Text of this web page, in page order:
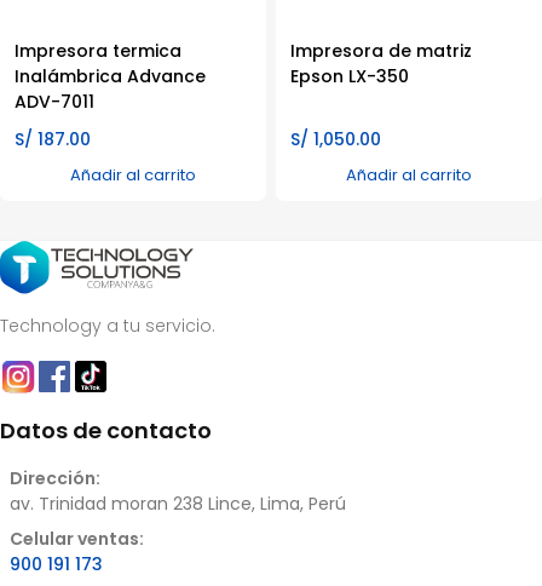
Impresora termica
Inalámbrica Advance
ADV-7011
S/ 187.00
Añadir al carrito
Impresora de matriz
Epson LX-350
S/ 1,050.00
Añadir al carrito
Technology a tu servicio.
Datos de contacto
Dirección:
av. Trinidad moran 238 Lince, Lima, Perú
Celular ventas:
900 191 173